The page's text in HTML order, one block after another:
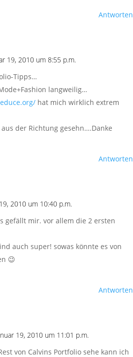
Antworten
19, 2010 um 8:55 p.m.
Tipps…
langweilig…
hat mich wirklich extrem
der Richtung gesehn….Danke
Antworten
2010 um 10:40 p.m.
gefällt mir. vor allem die 2 ersten
auch super! sowas könnte es von
😉
Antworten
19, 2010 um 11:01 p.m.
von Calvins Portfolio sehe kann ich